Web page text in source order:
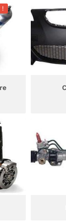
en utilisant
Inscription
!